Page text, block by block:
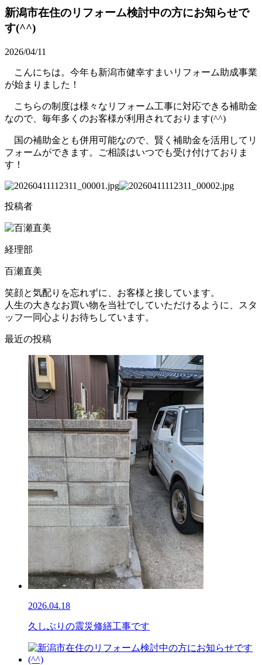
新潟市在住のリフォーム検討中の方にお知らせで
す(^^)
2026/04/11
こんにちは。今年も新潟市健幸すまいリフォーム助成事業
が始まりました！
こちらの制度は様々なリフォーム工事に対応できる補助金
なので、毎年多くのお客様が利用されております(^^)
国の補助金とも併用可能なので、賢く補助金を活用してリ
フォームができます。ご相談はいつでも受け付けておりま
す！
投稿者
経理部
百瀬直美
笑顔と気配りを忘れずに、お客様と接しています。
人生の大きなお買い物を当社でしていただけるように、スタ
ッフ一同心よりお待ちしています。
最近の投稿
2026.04.18
久しぶりの震災修繕工事です